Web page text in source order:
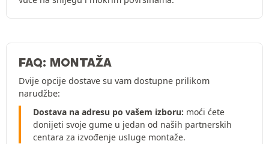
FAQ: MONTAŽA
Dvije opcije dostave su vam dostupne prilikom
narudžbe:
Dostava na adresu po vašem izboru: moći ćete
donijeti svoje gume u jedan od naših partnerskih
centara za izvođenje usluge montaže.